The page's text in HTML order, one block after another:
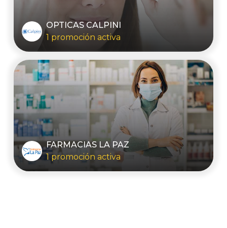
OPTICAS CALPINI
1 promoción activa
FARMACIAS LA PAZ
1 promoción activa